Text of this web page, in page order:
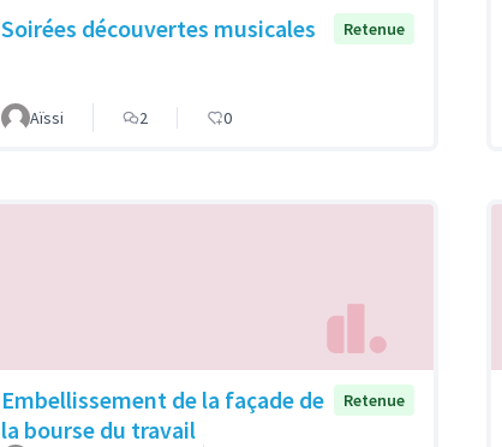
Soirées découvertes musicales Retenue
Aïssi 2 0
Embellissement de la façade de
la bourse du travail
Retenue